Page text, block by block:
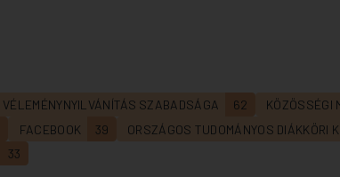
VÉLEMÉNYNYILVÁNÍTÁS SZABADSÁGA 62 KÖZÖSSÉGI
FACEBOOK 39 ORSZÁGOS TUDOMÁNYOS DIÁKKÖRI
33